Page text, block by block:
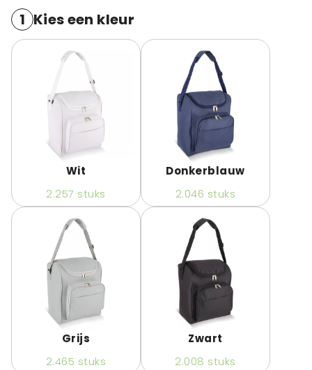
1 Kies een kleur
Wit
2.257 stuks
Donkerblauw
2.046 stuks
Grijs
2.465 stuks
Zwart
2.008 stuks